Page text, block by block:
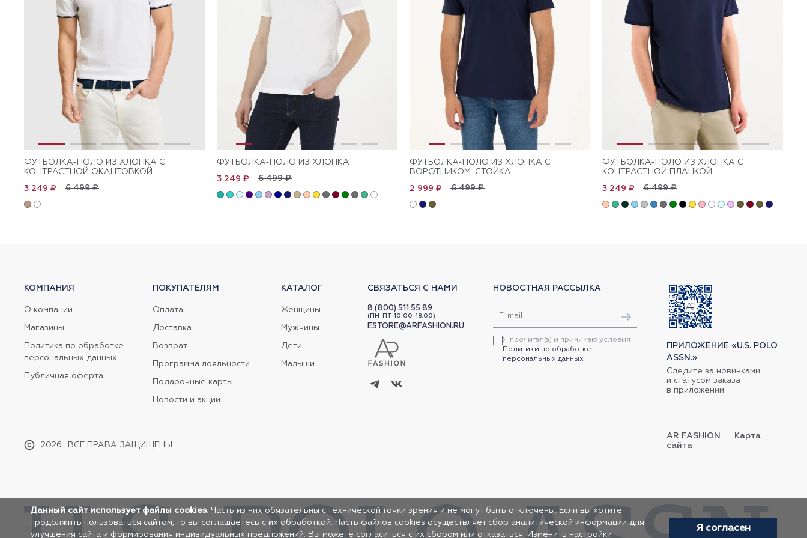
ФУТБОЛКА-ПОЛО ИЗ ХЛОПКА С
КОНТРАСТНОЙ ОКАНТОВКОЙ
6 499 ₽
3 249 ₽
ФУТБОЛКА-ПОЛО ИЗ ХЛОПКА
6 499 ₽
3 249 ₽
ФУТБОЛКА-ПОЛО ИЗ ХЛОПКА С
ВОРОТНИКОМ-СТОЙКА
6 499 ₽
2 999 ₽
ФУТБОЛКА-ПОЛО ИЗ ХЛОПКА С
КОНТРАСТНОЙ ПЛАНКОЙ
6 499 ₽
3 249 ₽
КОМПАНИЯ
О компании
Магазины
Политика по обработке
персональных данных
Публичная оферта
2026 ВСЕ ПРАВА ЗАЩИЩЕНЫ
ПОКУПАТЕЛЯМ
Оплата
Доставка
Возврат
Программа лояльности
Подарочные карты
Новости и акции
КАТАЛОГ
Женщины
Мужчины
Дети
Малыши
СВЯЗАТЬСЯ С НАМИ
8 (800) 511 55 89
(ПН-ПТ 10:00-18:00)
ESTORE@ARFASHION.RU
НОВОСТНАЯ РАССЫЛКА
Я прочитал(а) и принимаю условия
Политики по обработке
персональных данных
ПРИЛОЖЕНИЕ «U.S. POLO
ASSN.»
Следите за новинками
и статусом заказа
в приложении
AR FASHION
Карта
сайта
Данный сайт использует файлы cookies. Часть из них обязательны с технической точки зрения и не могут быть отключены. Если вы хотите
продолжить пользоваться сайтом, то вы соглашаетесь с их обработкой. Часть файлов cookies осуществляет сбор аналитической информации для
улучшения сайта и формирования индивидуальных предложений. Вы можете согласиться с их сбором или отказаться. Изменить настройки
Я согласен